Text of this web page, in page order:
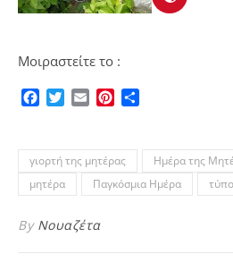
Μοιραστείτε το :
Facebook
TwitterEmailPinterest
γιορτή της μητέρας Ημέρα της
μητέρα
Παγκόσμια Ημέρα
By Νουαζέτα